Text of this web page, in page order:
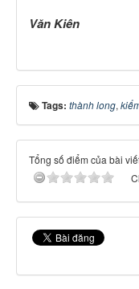
Văn Kiên
Tags: thành long,
Tổng số điểm của bài